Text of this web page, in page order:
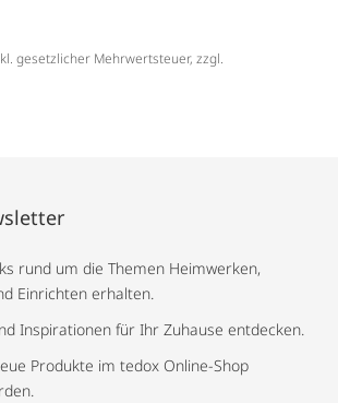
gesetzlicher Mehrwertsteuer, zzgl.
rund um die Themen Heimwerken,
Einrichten erhalten.
Inspirationen für Ihr Zuhause entdecken.
Produkte im tedox Online-Shop